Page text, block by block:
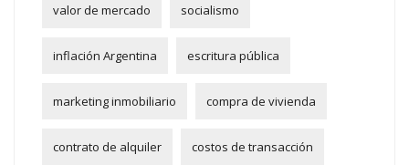
valor de mercado socialismo
inflación Argentina escritura pública
marketing inmobiliario compra de vivienda
contrato de alquiler costos de transacción